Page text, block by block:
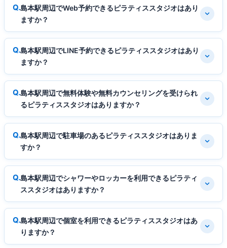
島本駅周辺でWeb予約できるピラティススタジオはあり
ますか？
島本駅周辺でLINE予約できるピラティススタジオはあり
ますか？
島本駅周辺で無料体験や無料カウンセリングを受けられ
るピラティススタジオはありますか？
島本駅周辺で駐車場のあるピラティススタジオはありま
すか？
島本駅周辺でシャワーやロッカーを利用できるピラティ
ススタジオはありますか？
島本駅周辺で個室を利用できるピラティススタジオはあ
りますか？